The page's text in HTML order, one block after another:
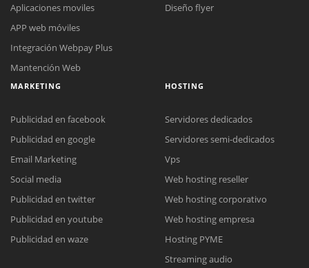
Reunión online
Meet para la reunión online.
Cotización
Chat Online
Todos nuestros ejecutivos están fuera de línea. Complete el formulario
Aplicaciones moviles
APP web móviles
Integración Webpay Plus
Mantención Web
Diseño flyer
MARKETING
Publicidad en facebook
Publicidad en google
Email Marketing
Social media
Publicidad en twitter
Publicidad en youtube
Publicidad en waze
HOSTING
Servidores dedicados
Servidores semi-dedicados
Vps
Web hosting reseller
Web hosting corporativo
Web hosting empresa
Hosting PYME
Streaming audio